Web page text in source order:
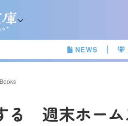
NEWS
Books
る 週末ホー